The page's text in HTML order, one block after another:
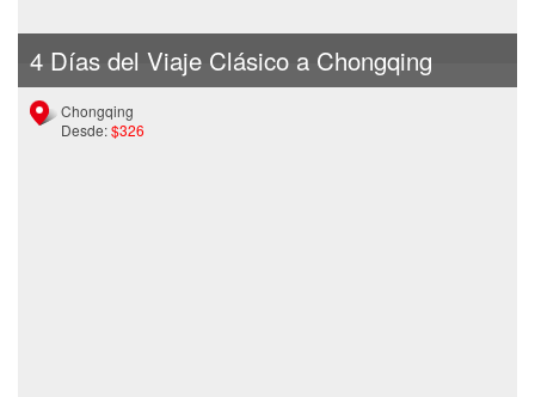
4 Días del Viaje Clásico a Chongqing
Chongqing
Desde:$326